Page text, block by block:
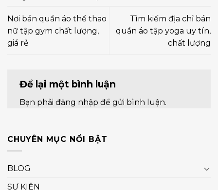
Nơi bán quần áo thể thao
nữ tập gym chất lượng,
giá rẻ
Tìm kiếm địa chỉ bán
quần áo tập yoga uy tín,
chất lượng
Để lại một bình luận
Bạn phải đăng nhập để gửi bình luận.
CHUYÊN MỤC NỔI BẬT
BLOG
SỰ KIỆN